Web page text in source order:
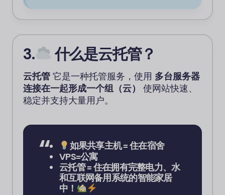
3. 什么是云托管？
云托管 它是一种托管服务，使用 多台服务器
连接在一起形成一个组（云）
使网站快速、
稳定并支持大量用户。
如果共享主机 = 住在宿舍
VPS=公寓
云托管 = 住在拥有完整电力、水
和互联网备用系统的智能家居
中！